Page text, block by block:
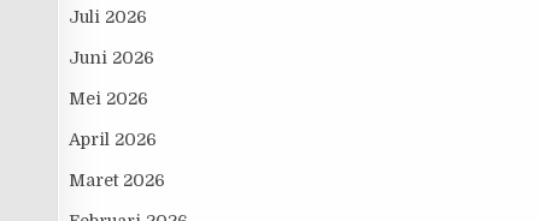
Juli 2026
Juni 2026
Mei 2026
April 2026
Maret 2026